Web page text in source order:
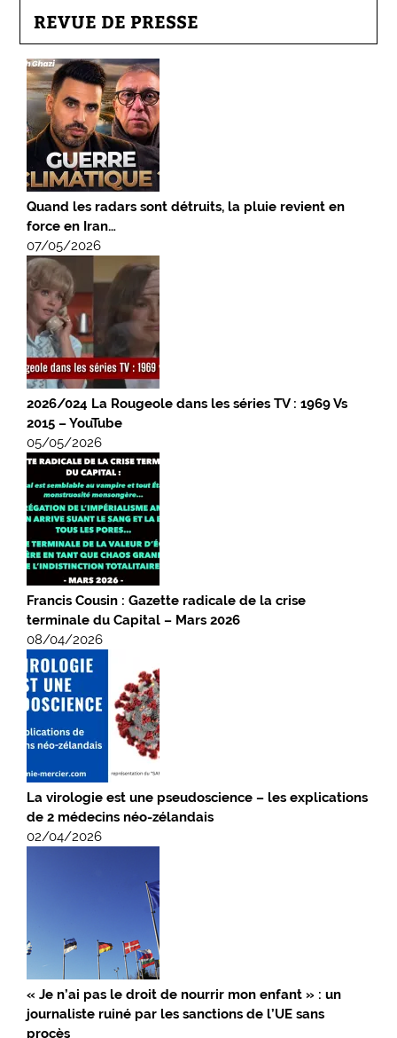
REVUE DE PRESSE
Quand les radars sont détruits, la pluie revient en
force en Iran…
07/05/2026
2026/024 La Rougeole dans les séries TV : 1969 Vs
2015 – YouTube
05/05/2026
Francis Cousin : Gazette radicale de la crise
terminale du Capital – Mars 2026
08/04/2026
La virologie est une pseudoscience – les explications
de 2 médecins néo-zélandais
02/04/2026
« Je n’ai pas le droit de nourrir mon enfant » : un
journaliste ruiné par les sanctions de l’UE sans
procès